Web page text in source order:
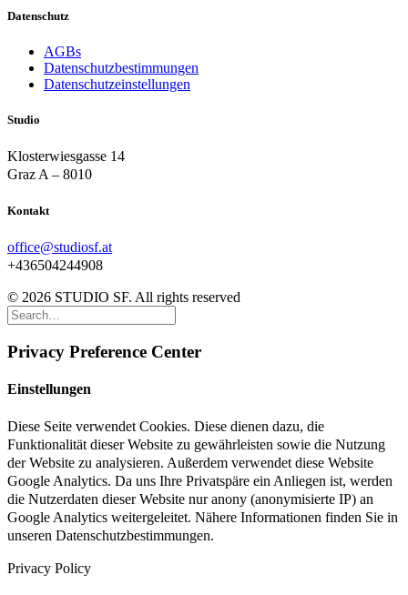
Datenschutz
AGBs
Datenschutzbestimmungen
Datenschutzeinstellungen
Studio
Klosterwiesgasse 14
Graz A – 8010
Kontakt
office@studiosf.at
+436504244908
© 2026 STUDIO SF. All rights reserved
Privacy Preference Center
Einstellungen
Diese Seite verwendet Cookies. Diese dienen dazu, die
Funktionalität dieser Website zu gewährleisten sowie die Nutzung
der Website zu analysieren. Außerdem verwendet diese Website
Google Analytics. Da uns Ihre Privatspäre ein Anliegen ist, werden
die Nutzerdaten dieser Website nur anony (anonymisierte IP) an
Google Analytics weitergeleitet. Nähere Informationen finden Sie in
unseren Datenschutzbestimmungen.
Privacy Policy